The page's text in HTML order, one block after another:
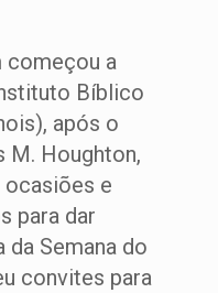
começou a
Bíblico
após o
M. Houghton,
ocasiões e
para dar
da Semana do
convites para